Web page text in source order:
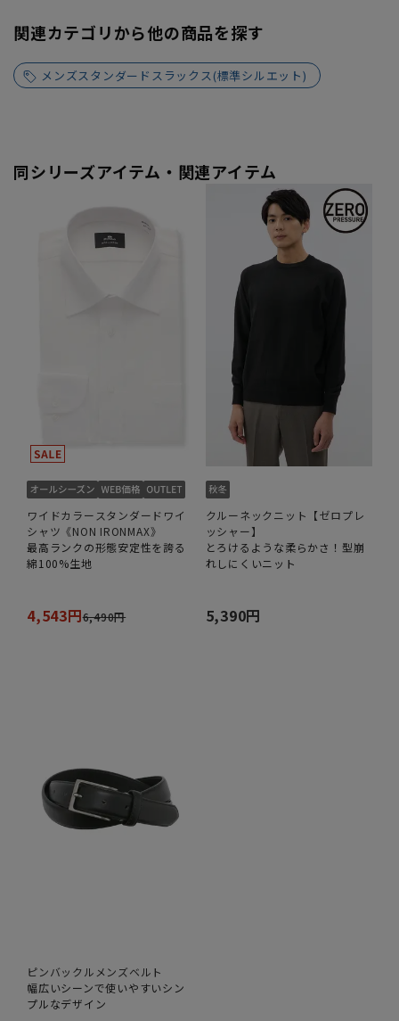
関連カテゴリから他の商品を探す
メンズスタンダードスラックス(標準シルエット)
同シリーズアイテム・関連アイテム
ワイドカラースタンダードワイ
シャツ《NON IRONMAX》
最高ランクの形態安定性を誇る
綿100%生地
4,543円6,490円
クルーネックニット【ゼロプレ
ッシャー】
とろけるような柔らかさ！型崩
れしにくいニット
5,390円
ピンバックルメンズベルト
幅広いシーンで使いやすいシン
プルなデザイン